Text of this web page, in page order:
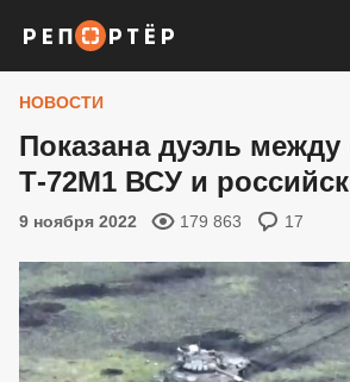
НОВОСТИ
Показана дуэль
Т-72М1 ВСУ и
9 ноября 2022 179 863 17